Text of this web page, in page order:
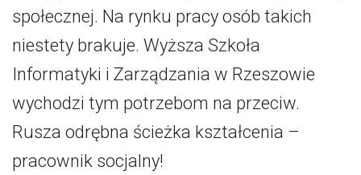
społecznej. Na rynku pracy osób takich
niestety brakuje. Wyższa Szkoła
Informatyki i Zarządzania w Rzeszowie
wychodzi tym potrzebom na przeciw.
Rusza odrębna ścieżka kształcenia –
pracownik socjalny!